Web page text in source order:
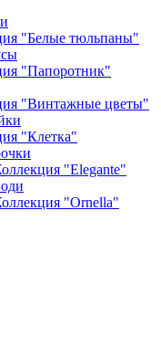
"Белые тюльпаны"
"Папоротник"
"Винтажные цветы"
"Клетка"
"Elegante"
"Ornella"